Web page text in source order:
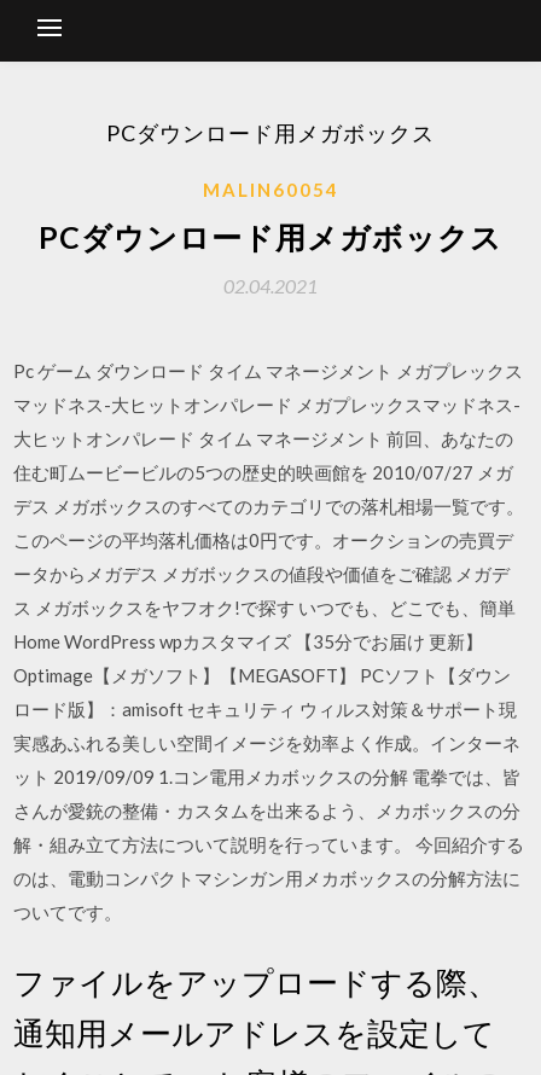
PCダウンロード用メガボックス
MALIN60054
PCダウンロード用メガボックス
02.04.2021
Pc ゲーム ダウンロード タイム マネージメント メガプレックス
マッドネス-大ヒットオンパレード メガプレックスマッドネス-
大ヒットオンパレード タイム マネージメント 前回、あなたの
住む町ムービービルの5つの歴史的映画館を 2010/07/27 メガ
デス メガボックスのすべてのカテゴリでの落札相場一覧です。
このページの平均落札価格は0円です。オークションの売買デ
ータからメガデス メガボックスの値段や価値をご確認 メガデ
ス メガボックスをヤフオク!で探す いつでも、どこでも、簡単
Home WordPress wpカスタマイズ 【35分でお届け 更新】
Optimage【メガソフト】【MEGASOFT】 PCソフト【ダウン
ロード版】：amisoft セキュリティ ウィルス対策＆サポート現
実感あふれる美しい空間イメージを効率よく作成。インターネ
ット 2019/09/09 1.コン電用メカボックスの分解 電拳では、皆
さんが愛銃の整備・カスタムを出来るよう、メカボックスの分
解・組み立て方法について説明を行っています。 今回紹介する
のは、電動コンパクトマシンガン用メカボックスの分解方法に
ついてです。
ファイルをアップロードする際、
通知用メールアドレスを設定して